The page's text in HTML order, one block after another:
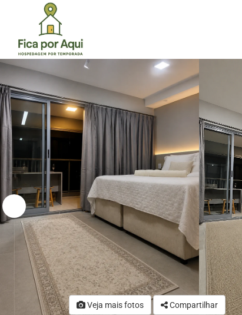
Veja mais fotos Compartilhar